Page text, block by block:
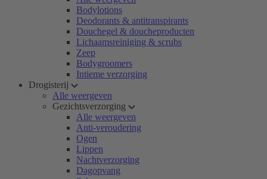
Bodylotions
Deodorants & antitranspirants
Douchegel & doucheproducten
Lichaamsreiniging & scrubs
Zeep
Bodygroomers
Intieme verzorging
Drogisterij
Alle weergeven
Gezichtsverzorging
Alle weergeven
Anti-veroudering
Ogen
Lippen
Nachtverzorging
Dagopvang